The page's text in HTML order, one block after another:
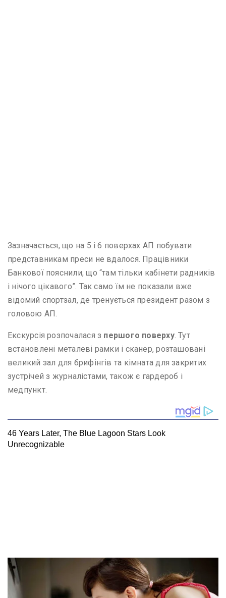
Зазначається, що на 5 і 6 поверхах АП побувати
представникам преси не вдалося. Працівники
Банкової пояснили, що “там тільки кабінети радників
і нічого цікавого”. Так само їм не показали вже
відомий спортзал, де тренується президент разом з
головою АП.
Екскурсія розпочалася з першого поверху. Тут
встановлені металеві рамки і сканер, розташовані
великий зал для брифінгів та кімната для закритих
зустрічей з журналістами, також є гардероб і
медпункт.